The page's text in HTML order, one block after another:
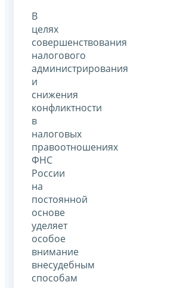
В
целях
совершенствования
налогового
администрирования
и
снижения
конфликтности
в
налоговых
правоотношениях
ФНС
России
на
постоянной
основе
уделяет
особое
внимание
внесудебным
способам